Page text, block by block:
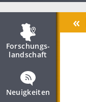
Forschungs­
landschaft
Neuigkeiten
«